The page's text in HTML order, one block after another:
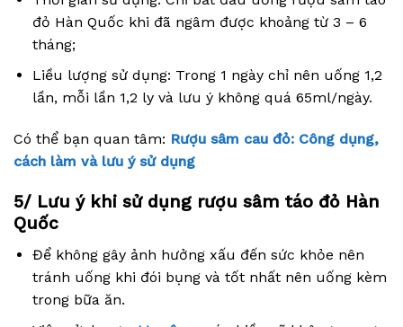
đỏ Hàn Quốc khi đã ngâm được khoảng từ 3 – 6
tháng;
Liều lượng sử dụng: Trong 1 ngày chỉ nên uống 1,2
lần, mỗi lần 1,2 ly và lưu ý không quá 65ml/ngày.
Có thể bạn quan tâm: Rượu sâm cau đỏ: Công dụng,
cách làm và lưu ý sử dụng
5/ Lưu ý khi sử dụng rượu sâm táo đỏ Hàn
Quốc
Để không gây ảnh hưởng xấu đến sức khỏe nên
tránh uống khi đói bụng và tốt nhất nên uống kèm
trong bữa ăn.